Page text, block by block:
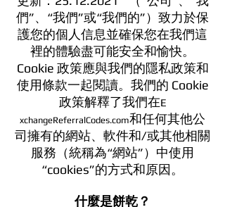
們”、“我們”或“我們的”）致力於保
護您的個人信息並確保您在我們這
裡的體驗盡可能安全和愉快。
Cookie 政策應與我們的隱私政策和
使用條款一起閱讀。我們的 Cookie
政策解釋了我們在E
xchangeReferralCodes.com和任何其他公
司擁有的網站、軟件和/或其他相關
服務（統稱為“網站”）中使用
“cookies”的方式和原因。
什麼是餅乾？